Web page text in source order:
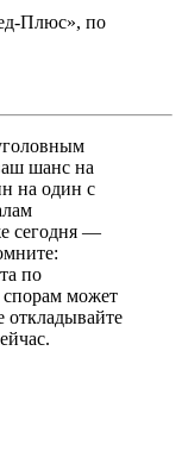
Плюс», по
шанс на
на один с
сегодня —
по
может
откладывайте